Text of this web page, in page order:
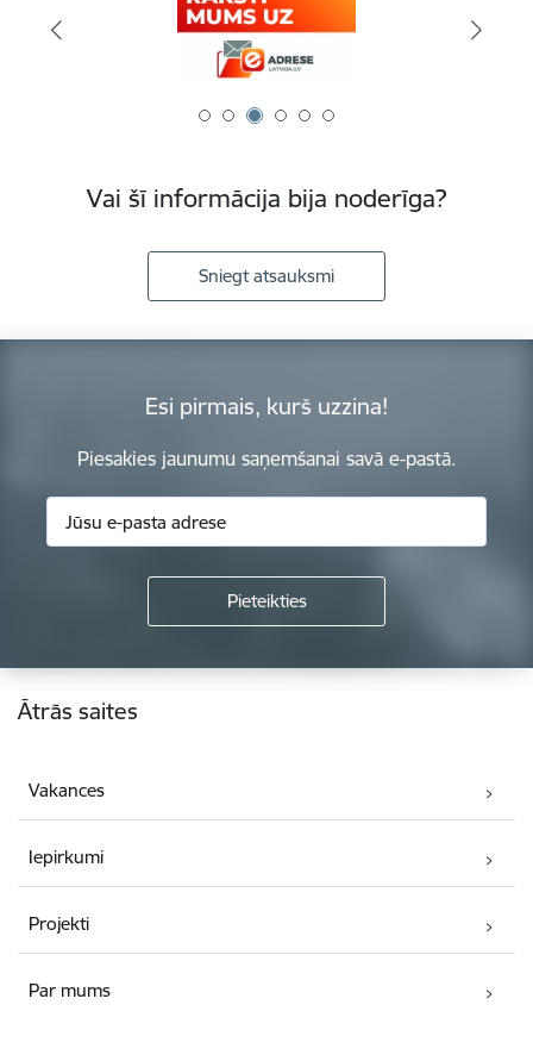
Vai šī informācija bija noderīga?
Sniegt atsauksmi
Esi pirmais, kurš uzzina!
Piesakies jaunumu saņemšanai savā e-pastā.
Kājene
Ātrās saites
Vakances
Iepirkumi
Projekti
Par mums